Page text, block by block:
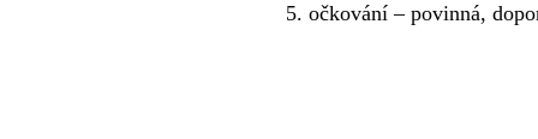
5. očkování – povinná,